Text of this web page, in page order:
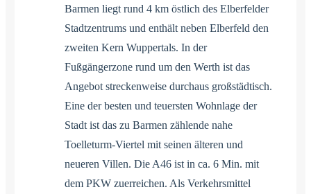
Barmen liegt rund 4 km östlich des Elberfelder
Stadtzentrums und enthält neben Elberfeld den
zweiten Kern Wuppertals. In der
Fußgängerzone rund um den Werth ist das
Angebot streckenweise durchaus großstädtisch.
Eine der besten und teuersten Wohnlage der
Stadt ist das zu Barmen zählende nahe
Toelleturm-Viertel mit seinen älteren und
neueren Villen. Die A46 ist in ca. 6 Min. mit
dem PKW zuerreichen. Als Verkehrsmittel